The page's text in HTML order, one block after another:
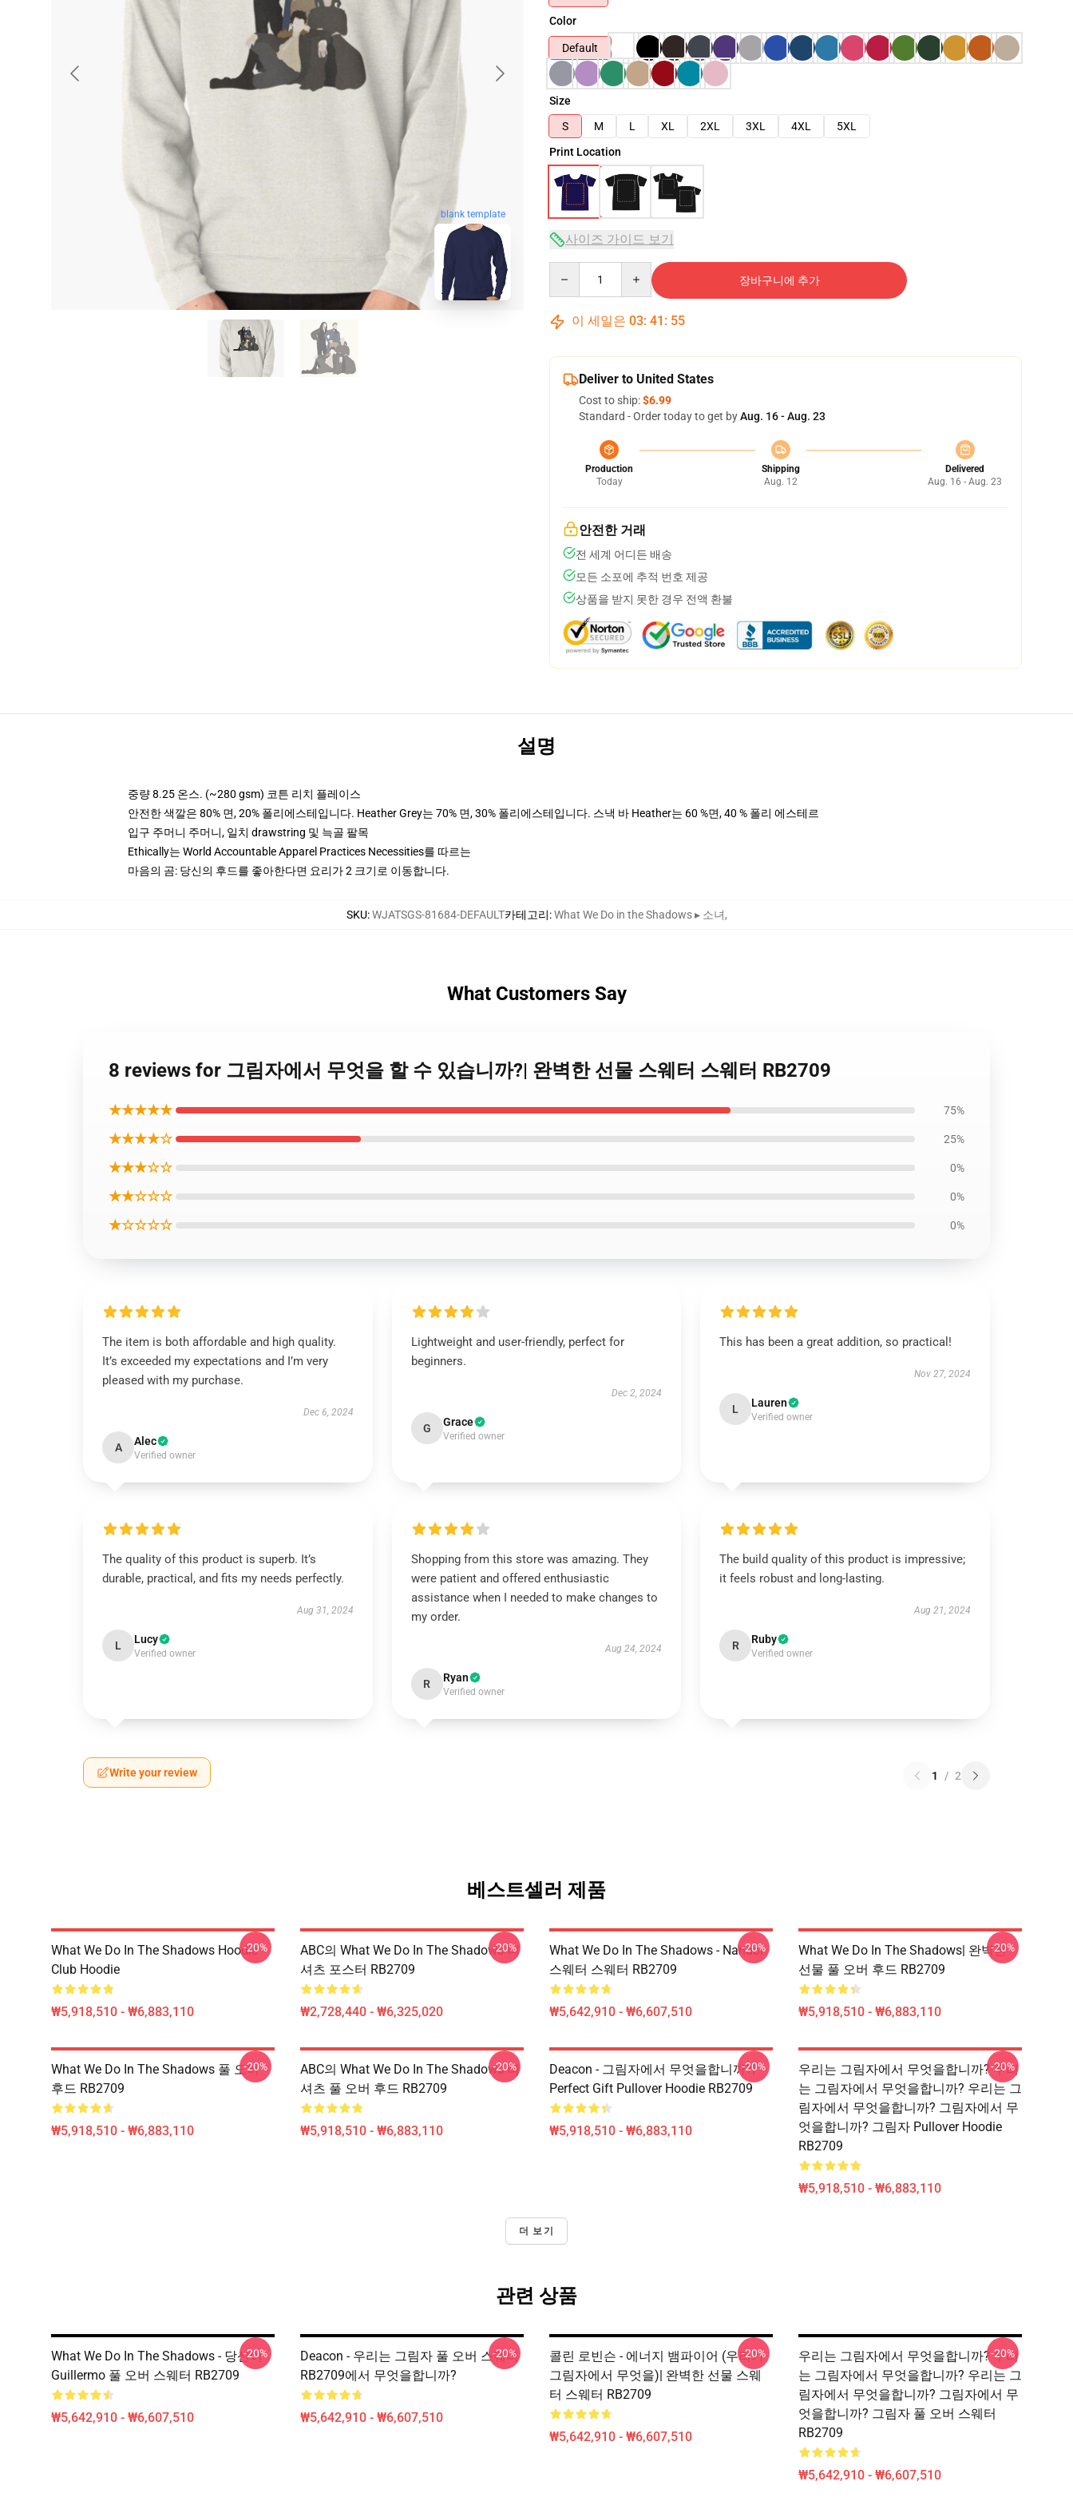
blank template
Color
Default
Size
S
M L XL 2XL 3XL 4XL
5XL
Print Location
사이즈 가이드 보기
장바구니에 추가
이 세일은 03: 41 : 54
Deliver to United States
Cost to ship:$6.99
Standard - Order today to get byAug. 16 - Aug. 23
Production
Today
Shipping
Aug. 12
Delivered
Aug. 16 - Aug. 23
안전한 거래
전 세계 어디든 배송
모든 소포에 추적 번호 제공
상품을 받지 못한 경우 전액 환불
설명
중량 8.25 온스. (~280 gsm) 코튼 리치 플레이스
안전한 색깔은 80% 면, 20% 폴리에스테입니다. Heather Grey는 70% 면, 30% 폴리에스테입니다. 스낵 바 Heather는 60 %면, 40 % 폴리 에스테르
입구 주머니 주머니, 일치 drawstring 및 늑골 팔목
Ethically는 World Accountable Apparel Practices Necessities를 따르는
마음의 곰: 당신의 후드를 좋아한다면 요리가 2 크기로 이동합니다.
SKU:WJATSGS-81684-DEFAULT카테고리:What We Do in the Shadows ▸ 소녀,
What Customers Say
8 reviews for 그림자에서 무엇을 할 수 있습니까?| 완벽한 선물 스웨터 스웨터 RB2709
★★★★★ 75%
★★★★☆ 25%
★★★☆☆ 0%
★★☆☆☆ 0%
★☆☆☆☆ 0%
The item is both affordable and high quality.
It’s exceeded my expectations and I’m very
pleased with my purchase.
Dec 6, 2024
A Alec
Verified owner
Lightweight and user-friendly, perfect for
beginners.
Dec 2, 2024
G Grace
Verified owner
This has been a great addition, so practical!
Nov 27, 2024
L Lauren
Verified owner
The quality of this product is superb. It’s
durable, practical, and fits my needs perfectly.
Aug 31, 2024
L Lucy
Verified owner
Shopping from this store was amazing. They
were patient and offered enthusiastic
assistance when I needed to make changes to
my order.
Aug 24, 2024
R Ryan
Verified owner
The build quality of this product is impressive;
it feels robust and long-lasting.
Aug 21, 2024
R Ruby
Verified owner
Write your review 1 / 2
베스트셀러 제품
What We Do In The Shadows Hoodie
Club Hoodie
₩5,918,510 - ₩6,883,110
-20%
ABC의 What We Do In The Shadows 티
셔츠 포스터 RB2709
₩2,728,440 - ₩6,325,020
-20%
What We Do In The Shadows - Nandor
스웨터 스웨터 RB2709
₩5,642,910 - ₩6,607,510
-20%
What We Do In The Shadows| 완벽한
선물 풀 오버 후드 RB2709
₩5,918,510 - ₩6,883,110
-20%
What We Do In The Shadows 풀 오버
후드 RB2709
₩5,918,510 - ₩6,883,110
-20%
ABC의 What We Do In The Shadows 티
셔츠 풀 오버 후드 RB2709
₩5,918,510 - ₩6,883,110
-20%
Deacon - 그림자에서 무엇을합니까?|
Perfect Gift Pullover Hoodie RB2709
₩5,918,510 - ₩6,883,110
-20%
우리는 그림자에서 무엇을합니까? 우리
는 그림자에서 무엇을합니까? 우리는 그
림자에서 무엇을합니까? 그림자에서 무
엇을합니까? 그림자 Pullover Hoodie
RB2709
₩5,918,510 - ₩6,883,110
-20%
더 보기
관련 상품
What We Do In The Shadows - 당신이
Guillermo 풀 오버 스웨터 RB2709
₩5,642,910 - ₩6,607,510
-20%
Deacon - 우리는 그림자 풀 오버 스웨터
RB2709에서 무엇을합니까?
₩5,642,910 - ₩6,607,510
-20%
콜린 로빈슨 - 에너지 뱀파이어 (우리가
그림자에서 무엇을)| 완벽한 선물 스웨
터 스웨터 RB2709
₩5,642,910 - ₩6,607,510
-20%
우리는 그림자에서 무엇을합니까? 우리
는 그림자에서 무엇을합니까? 우리는 그
림자에서 무엇을합니까? 그림자에서 무
엇을합니까? 그림자 풀 오버 스웨터
RB2709
₩5,642,910 - ₩6,607,510
-20%